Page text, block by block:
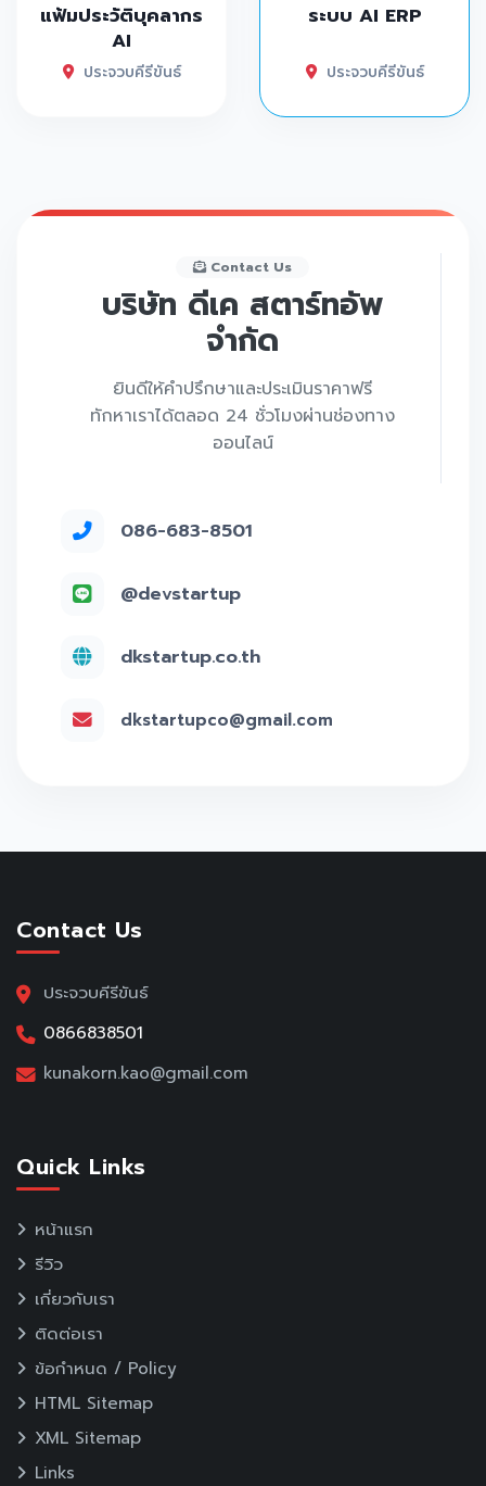
แฟ้มประวัติบุคลากร
AI
ประจวบคีรีขันธ์
ระบบ AI ERP
ประจวบคีรีขันธ์
Contact Us
บริษัท ดีเค สตาร์ทอัพ
จำกัด
ยินดีให้คำปรึกษาและประเมินราคาฟรี
ทักหาเราได้ตลอด 24 ชั่วโมงผ่านช่องทาง
ออนไลน์
086-683-8501
@devstartup
dkstartup.co.th
dkstartupco@gmail.com
Contact Us
ประจวบคีรีขันธ์
0866838501
kunakorn.kao@gmail.com
Quick Links
หน้าแรก
รีวิว
เกี่ยวกับเรา
ติดต่อเรา
ข้อกำหนด / Policy
HTML Sitemap
XML Sitemap
Links